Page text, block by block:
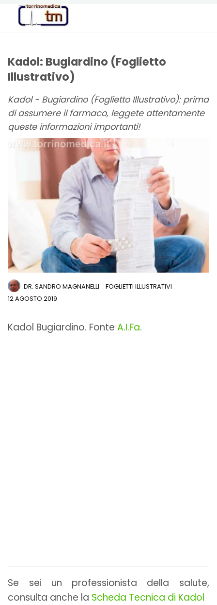
Kadol: Bugiardino (Foglietto
Illustrativo)
Kadol - Bugiardino (Foglietto Illustrativo): prima
di assumere il farmaco, leggete attentamente
queste informazioni importanti!
DR. SANDRO MAGNANELLI
FOGLIETTI ILLUSTRATIVI
12 AGOSTO 2019
Kadol Bugiardino. FonteA.I.Fa.
Se sei un professionista della salute,
consulta anche la Scheda Tecnica di Kadol